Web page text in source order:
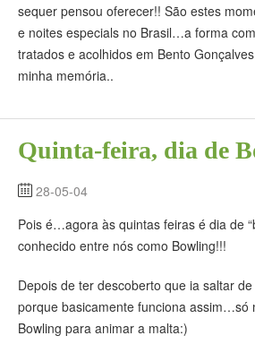
sequer pensou oferecer!! São estes
e noites especials no Brasil…a forma
tratados e acolhidos em Bento
minha memória..
Quinta-feira, dia de
28-05-04
Pois é…agora às quintas feiras é dia de
conhecido entre nós como Bowling!!!
Depois de ter descoberto que ia saltar
porque basicamente funciona assim…só
Bowling para animar a malta:)